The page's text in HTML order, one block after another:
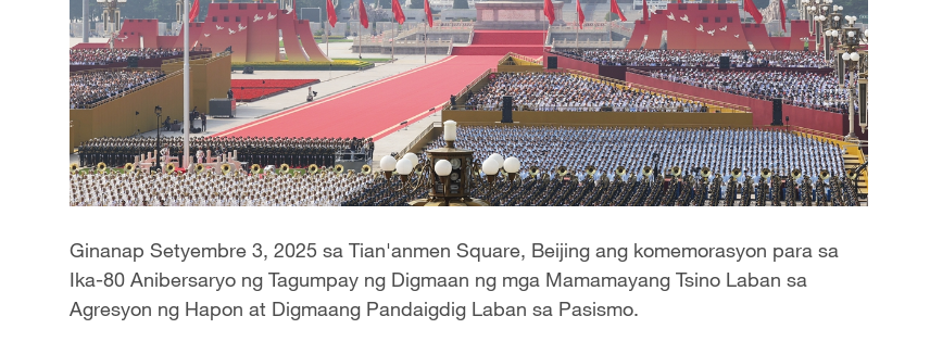
Ginanap Setyembre 3, 2025 sa Tian'anmen Square, Beijing ang komemorasyon para sa
Ika-80 Anibersaryo ng Tagumpay ng Digmaan ng mga Mamamayang Tsino Laban sa
Agresyon ng Hapon at Digmaang Pandaigdig Laban sa Pasismo.